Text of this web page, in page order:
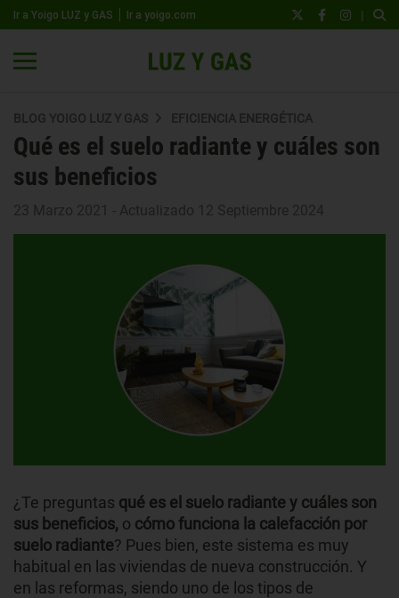
Ir a Yoigo LUZ y GAS Ir a yoigo.com |
BLOG YOIGO LUZ Y GAS EFICIENCIA ENERGÉTICA
Qué es el suelo radiante y cuáles son
sus beneficios
23 Marzo 2021 - Actualizado 12 Septiembre 2024
¿Te preguntas qué es el suelo radiante y cuáles son
sus beneficios, o cómo funciona la calefacción por
suelo radiante? Pues bien, este sistema es muy
habitual en las viviendas de nueva construcción. Y
en las reformas, siendo uno de los tipos de